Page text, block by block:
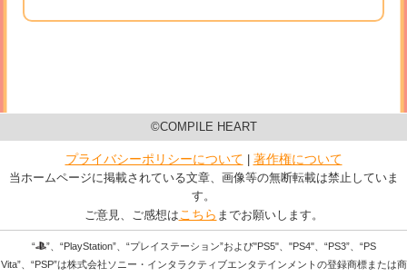
©COMPILE HEART
プライバシーポリシーについて 著作権について
当ホームページに掲載されている文章、画像等の無断転載は禁止していま
す。
ご意見、ご感想は こちら までお願いします。
“
”、“PlayStation”、“プレイステーション”および"PS5"、"PS4"、“PS3”、“PS
Vita”、“PSP”は株式会社ソニー・インタラクティブエンタテインメントの登録商標または商